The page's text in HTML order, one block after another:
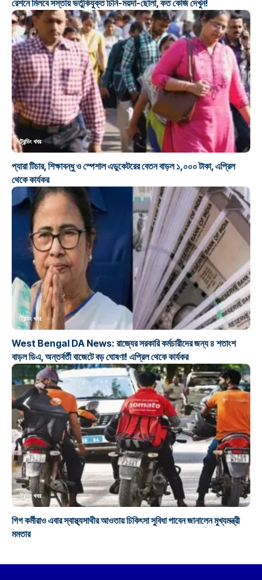
রেশনে মিলবে সস্তায় ভর্তুকিযুক্ত চিনি-ময়দা-ছোলা, কত কেজি দেখুন!
ট্রেন্ডিং খবর
প্যারা টিচার, শিক্ষাবন্ধু ও স্পেশাল এডুকেটরের বেতন বাড়ল ১,০০০ টাকা, এপ্রিল
থেকে কার্যকর
ট্রেন্ডিং খবর
West Bengal DA News: রাজ্যের সরকারি কর্মচারীদের জন্য ৪ শতাংশ
বাড়ল ডিএ, অন্তর্বর্তী বাজেটে বড় ঘোষণা! এপ্রিল থেকে কার্যকর
ট্রেন্ডিং খবর
গিগ কর্মীরাও এবার স্বাস্থ্যসাথীর আওতায় চিকিৎসা সুবিধা পাবেন জানালেন মুখ্যমন্ত্রী
মমতার